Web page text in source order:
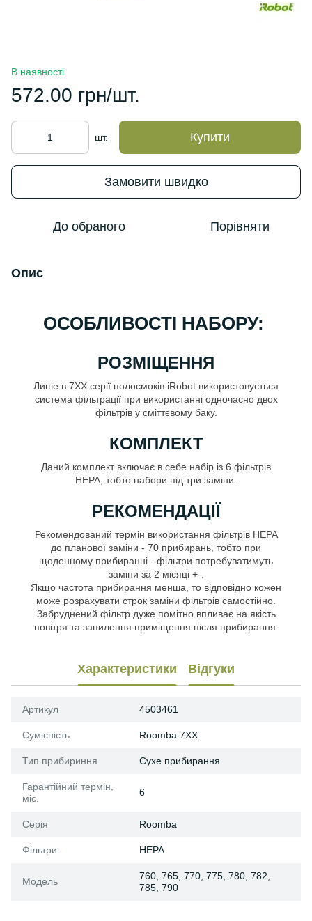
В наявності
572.00 грн/шт.
шт. Купити
Замовити швидко
До обраного Порівняти
Опис
ОСОБЛИВОСТІ НАБОРУ:
РОЗМІЩЕННЯ
Лише в 7ХХ серії полосмоків iRobot використовується
система фільтрації при використанні одночасно двох
фільтрів у сміттєвому баку.
КОМПЛЕКТ
Даний комплект включає в себе набір із 6 фільтрів
HEPA, тобто набори під три заміни.
РЕКОМЕНДАЦІЇ
Рекомендований термін використання фільтрів HEPA
до планової заміни - 70 прибирань, тобто при
щоденному прибиранні - фільтри потребуватимуть
заміни за 2 місяці +-.
Якщо частота прибирання менша, то відповідно кожен
може розрахувати строк заміни фільтрів самостійно.
Забруднений фільтр дуже помітно впливає на якість
повітря та запилення приміщення після прибирання.
Характеристики Відгуки
Артикул 4503461
Сумісність Roomba 7XX
Тип прибириння Сухе прибирання
Гарантійний термін,
міс.
6
Серія Roomba
Фільтри HEPA
Модель
760, 765, 770, 775, 780, 782,
785, 790